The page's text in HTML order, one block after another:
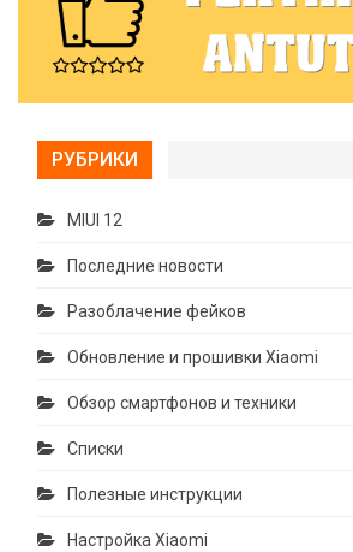
РУБРИКИ
MIUI 12
Последние новости
Разоблачение фейков
Обновление и прошивки Xiaomi
Обзор смартфонов и техники
Списки
Полезные инструкции
Настройка Xiaomi